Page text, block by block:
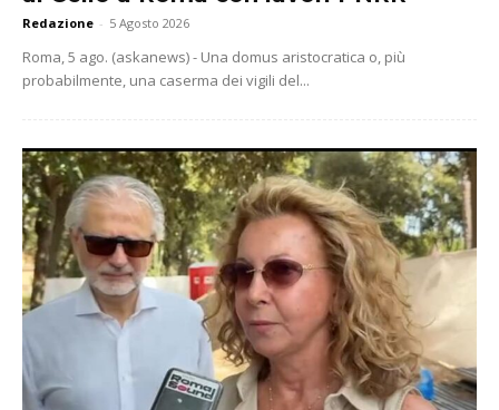
Redazione - 5 Agosto 2026
Roma, 5 ago. (askanews) - Una domus aristocratica o, più
probabilmente, una caserma dei vigili del...